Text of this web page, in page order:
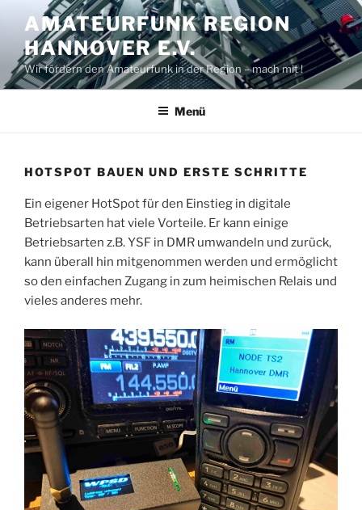
Inhalt
springen
AMATEURFUNK REGION
HANNOVER E.V.
Wir fördern den Amateurfunk in der Region – mach mit !
Menü
HOTSPOT BAUEN UND ERSTE SCHRITTE
Ein eigener HotSpot für den Einstieg in digitale
Betriebsarten hat viele Vorteile. Er kann einige
Betriebsarten z.B. YSF in DMR umwandeln und zurück,
kann überall hin mitgenommen werden und ermöglicht
so den einfachen Zugang in zum heimischen Relais und
vieles anderes mehr.